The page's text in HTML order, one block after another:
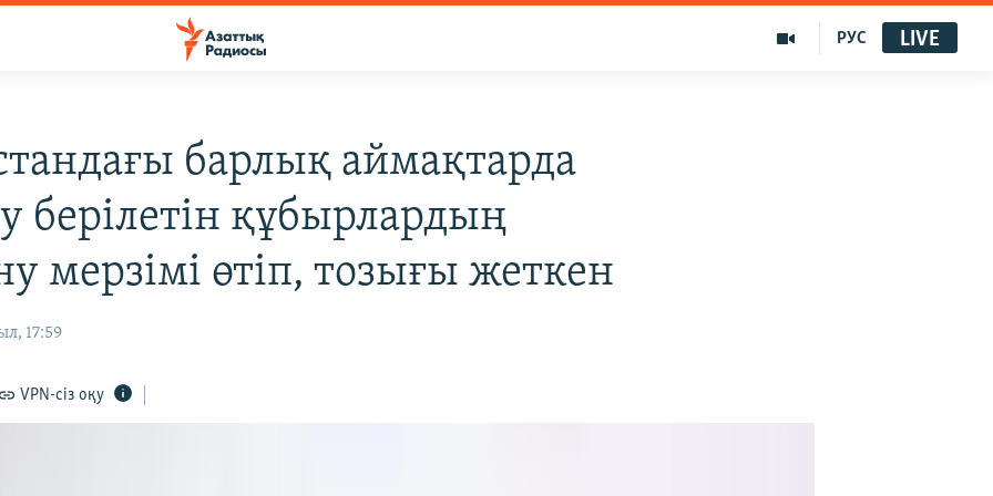
РУС LIVE
барлық аймақтарда
берілетін құбырлардың
мерзімі өтіп, тозығы жеткен
17:59
VPN-сіз оқу